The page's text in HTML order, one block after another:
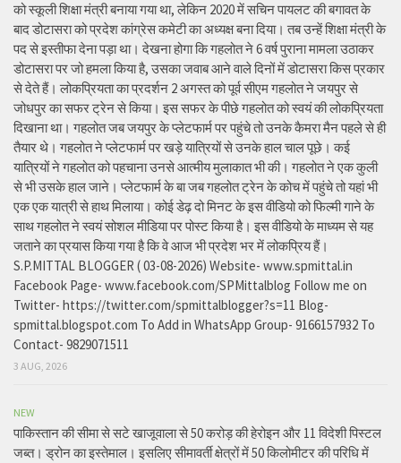
को स्कूली शिक्षा मंत्री बनाया गया था, लेकिन 2020 में सचिन पायलट की बगावत के
बाद डोटासरा को प्रदेश कांग्रेस कमेटी का अध्यक्ष बना दिया। तब उन्हें शिक्षा मंत्री के
पद से इस्तीफा देना पड़ा था। देखना होगा कि गहलोत ने 6 वर्ष पुराना मामला उठाकर
डोटासरा पर जो हमला किया है, उसका जवाब आने वाले दिनों में डोटासरा किस प्रकार
से देते हैं। लोकप्रियता का प्रदर्शन 2 अगस्त को पूर्व सीएम गहलोत ने जयपुर से
जोधपुर का सफर ट्रेन से किया। इस सफर के पीछे गहलोत को स्वयं की लोकप्रियता
दिखाना था। गहलोत जब जयपुर के प्लेटफार्म पर पहुंचे तो उनके कैमरा मैन पहले से ही
तैयार थे। गहलोत ने प्लेटफार्म पर खड़े यात्रियों से उनके हाल चाल पूछे। कई
यात्रियों ने गहलोत को पहचाना उनसे आत्मीय मुलाकात भी की। गहलोत ने एक कुली
से भी उसके हाल जाने। प्लेटफार्म के बा जब गहलोत ट्रेन के कोच में पहुंचे तो यहां भी
एक एक यात्री से हाथ मिलाया। कोई डेढ़ दो मिनट के इस वीडियो को फिल्मी गाने के
साथ गहलोत ने स्वयं सोशल मीडिया पर पोस्ट किया है। इस वीडियो के माध्यम से यह
जताने का प्रयास किया गया है कि वे आज भी प्रदेश भर में लोकप्रिय हैं।
S.P.MITTAL BLOGGER ( 03-08-2026) Website- www.spmittal.in
Facebook Page- www.facebook.com/SPMittalblog Follow me on
Twitter- https://twitter.com/spmittalblogger?s=11 Blog-
spmittal.blogspot.com To Add in WhatsApp Group- 9166157932 To
Contact- 9829071511
3 AUG, 2026
NEW
पाकिस्तान की सीमा से सटे खाजूवाला से 50 करोड़ की हेरोइन और 11 विदेशी पिस्टल
जब्त। ड्रोन का इस्तेमाल। इसलिए सीमावर्ती क्षेत्रों में 50 किलोमीटर की परिधि में